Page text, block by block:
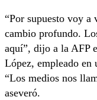
“Por supuesto voy a
cambio profundo.
aquí”, dijo a la AFP
López, empleado en
“Los medios nos
aseveró.